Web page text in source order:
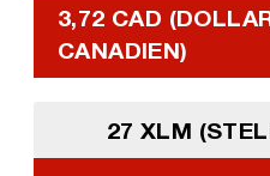
3,72 CAD
CANADIEN)
27 XLM